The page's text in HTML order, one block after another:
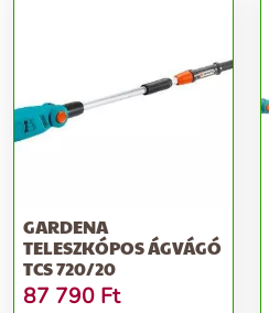
GARDENA
TELESZKÓPOS ÁGVÁGÓ
TCS 720/20
87 790 Ft